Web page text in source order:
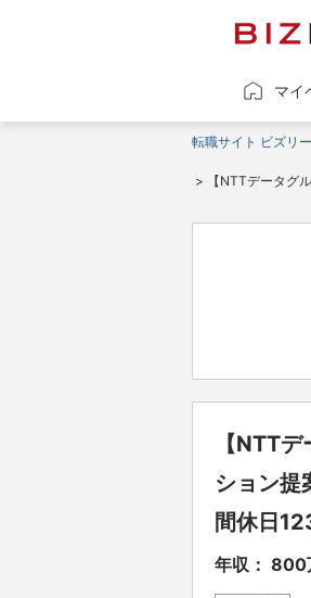
マイ
転職サイト ビズリ
> 【NTTデータグ
100％
【NTT
ション提
間休日
年収：